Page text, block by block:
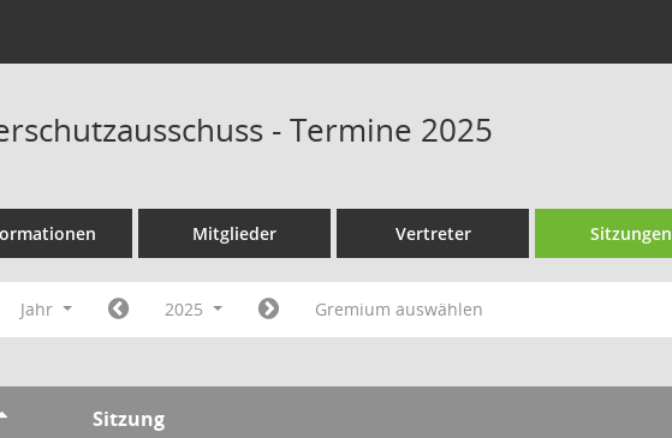
- Termine 2025
Mitglieder Vertreter Sitzungen
Jahr 2025 Gremium auswählen
Sitzung